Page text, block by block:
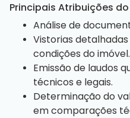
Principais Atribuições
Análise de
Vistorias
condições do imóvel.
Emissão de laudos
técnicos e legais.
Determinação do
em comparações